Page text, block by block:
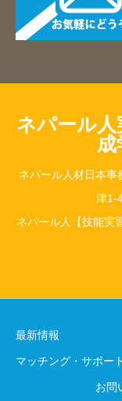
ネパール
成
ネパール人材日本
津1-
ネパール人【技能実
最新情報
マッチング・サポート
お問